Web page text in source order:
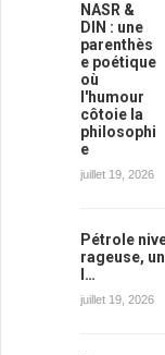
NASR &
DIN : une
parenthès
e poétique
où
l'humour
côtoie la
philosophi
e
juillet 19, 2026
Pétrole
rageuse,
l…
juillet 19, 2026